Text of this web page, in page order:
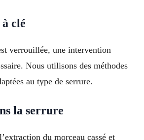
clé
verrouillée, une intervention
Nous utilisons des méthodes
au type de serrure.
la serrure
du morceau cassé et